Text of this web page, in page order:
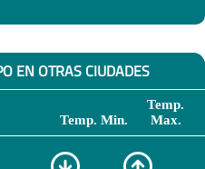
EN OTRAS CIUDADES
Temp. Min.
Temp.
Max.